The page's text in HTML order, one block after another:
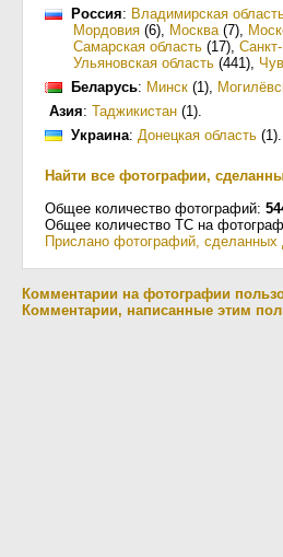
Россия: Владимирская
Мордовия (6), Москва(7),
Самарская область (17),
Ульяновская область (441),
Беларусь: Минск (1),
Азия: Таджикистан (1).
Украина: Донецкая область (1).
Найти все фотографии,
Общее количество фотографий:
Общее количество ТС на
Прислано фотографий, сделанных
Комментарии на фотографии
Комментарии, написанные этим